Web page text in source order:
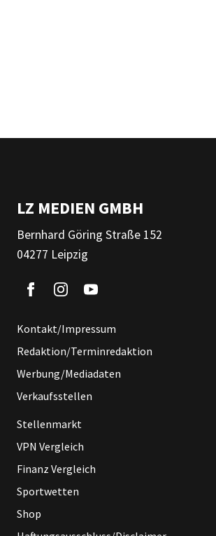
LZ MEDIEN GMBH
Bernhard Göring Straße 152
04277 Leipzig
Kontakt/Impressum
Redaktion/Terminredaktion
Werbung/Mediadaten
Verkaufsstellen
Stellenmarkt
VPN Vergleich
Finanz Vergleich
Sportwetten
Shop